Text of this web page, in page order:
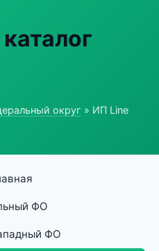
округ » ИП Line
ФО
ФО